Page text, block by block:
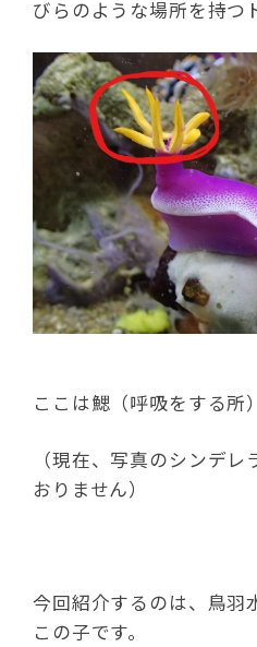
びらのような場所を持つ
ここは鰓（呼吸をする所
（現在、写真のシンデ
おりません）
今回紹介するのは、鳥羽
この子です。